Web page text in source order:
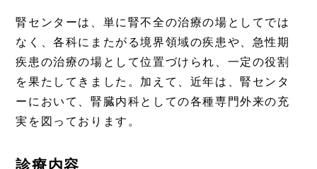
腎センターは、単に腎不全の治療の場としてでは
なく、各科にまたがる境界領域の疾患や、急性期
疾患の治療の場として位置づけられ、一定の役割
を果たしてきました。加えて、近年は、腎センタ
ーにおいて、腎臓内科としての各種専門外来の充
実を図っております。
診療内容